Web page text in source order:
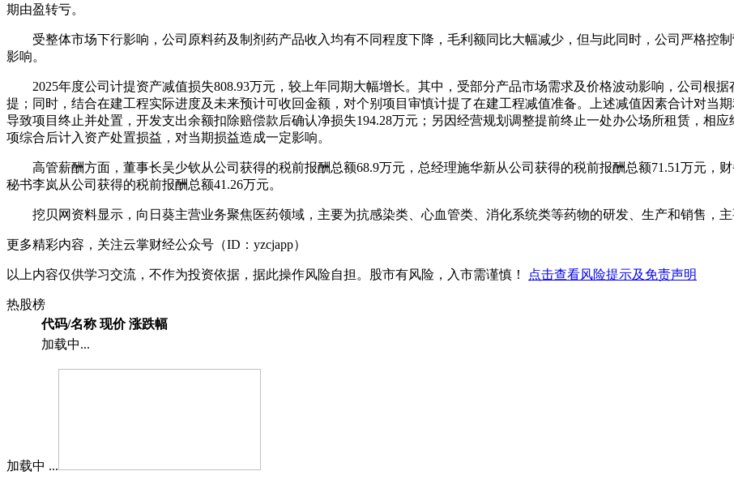
期由盈转亏。
受整体市场下行影响，公司原料药及制剂药产品收入均有不同程度下降，毛利额同比大幅减少，但与此同时，公司严格控
影响。
2025年度公司计提资产减值损失808.93万元，较上年同期大幅增长。其中，受部分产品市场需求及价格波动影响，公司根
提；同时，结合在建工程实际进度及未来预计可收回金额，对个别项目审慎计提了在建工程减值准备。上述减值因素合计对当
导致项目终止并处置，开发支出余额扣除赔偿款后确认净损失194.28万元；另因经营规划调整提前终止一处办公场所租赁，相
项综合后计入资产处置损益，对当期损益造成一定影响。
高管薪酬方面，董事长吴少钦从公司获得的税前报酬总额68.9万元，总经理施华新从公司获得的税前报酬总额71.51万元，
秘书李岚从公司获得的税前报酬总额41.26万元。
挖贝网资料显示，向日葵主营业务聚焦医药领域，主要为抗感染类、心血管类、消化系统类等药物的研发、生产和销售，
更多精彩内容，关注云掌财经公众号（ID：yzcjapp）
以上内容仅供学习交流，不作为投资依据，据此操作风险自担。股市有风险，入市需谨慎！ 点击查看风险提示及免责声明
热股榜
代码/名称 现价 涨跌幅
加载中...
加载中 ...